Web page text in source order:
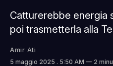
Catturerebbe energia
poi trasmetterla alla
Amir Ati
5 maggio 2025 . 5:50 AM 2